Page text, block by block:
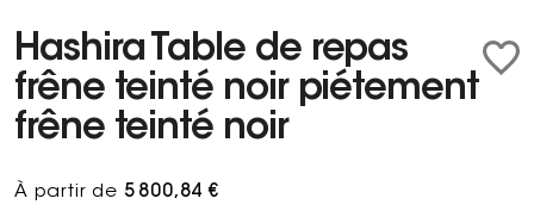
Hashira Table de repas
frêne teinté noir piétement
frêne teinté noir
À partir de 5 800,84 €